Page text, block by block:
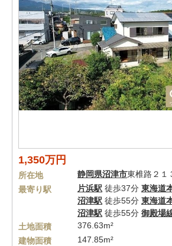
1,350万円
所在地 静岡県沼津市東椎路２１
最寄り駅
片浜駅 徒歩37分 東海道
沼津駅 徒歩55分 東海道
沼津駅 徒歩55分 御殿場
土地面積
376.63m²
建物面積
147.85m²